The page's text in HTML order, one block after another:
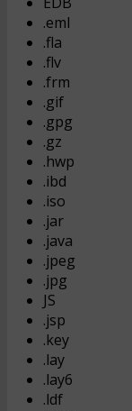
.eml
.fla
.flv
.frm
.gif
.gpg
.gz
.hwp
.ibd
.iso
.jar
.java
.jpeg
.jpg
JS
.jsp
.key
.lay
.lay6
.ldf